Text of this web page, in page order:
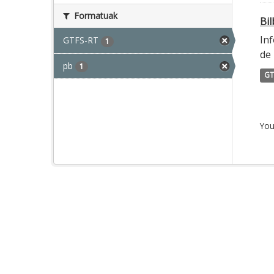
Formatuak
GTFS-RT 1
pb 1
de